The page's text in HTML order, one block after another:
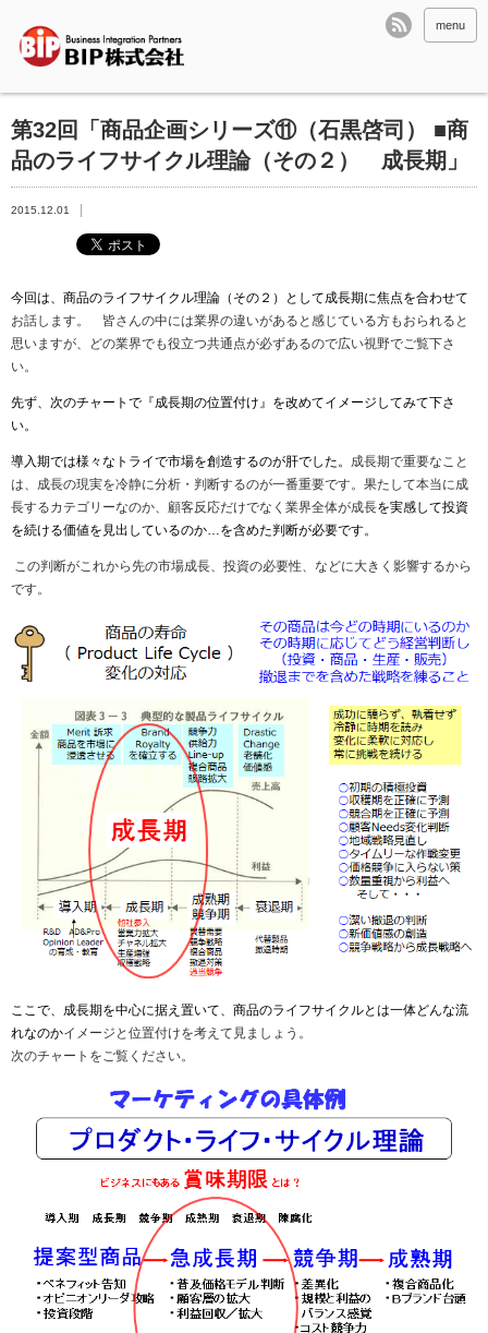
menu
第32回「商品企画シリーズ⑪（石黒啓司） ■商
品のライフサイクル理論（その２） 成長期」
2015.12.01
今回は、商品のライフサイクル理論（その２）として成長期に焦点を合わせて
お話します。 皆さんの中には業界の違いがあると感じている方もおられると
思いますが、どの業界でも役立つ共通点が必ずあるので広い視野でご覧下さ
い。
先ず、次のチャートで 『成長期の位置付け』 を改めてイメージしてみて下さ
い。
導入期では様々なトライで市場を創造するのが肝でした。 成長期で重要なこと
は、成長の現実を冷静に分析・判断するのが一番重要です。果たして本当に成
長するカテゴリーなのか、顧客反応だけでなく業界全体が成長を実感して投資
を続ける価値を見出しているのか…を含めた判断が必要です。
この判断がこれから先の市場成長、投資の必要性、などに大きく影響するから
です。
ここで、成長期を中心に据え置いて、商品のライフサイクルとは一体どんな流
れなのかイメージと位置付けを考えて見ましょう。
次のチャートをご覧ください。